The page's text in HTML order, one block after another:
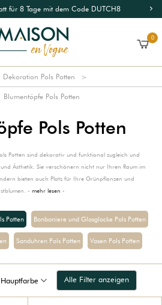
für 8 Tage mit dem Code DUTCH8
0
Dekoration Pols Potten
Blumentöpfe Pols Potten
Pols Potten
Potten sind dekorativ und funktional zugleich und
Ästhetik. Sie verschönern nicht nur Ihren Raum im
bieten auch Platz für Ihre Grünpflanzen und
- mehr lesen -
Potten Bonboniere und Glasglocke Pols Potten
Sanduhren Pols Potten Vasen Pols Potten
Hauptfarbe Alle Filter anzeigen